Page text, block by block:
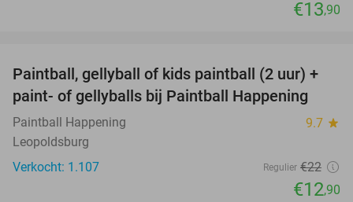
€13,90
41%
Paintball, gellyball of kids paintball (2 uur) +
paint- of gellyballs bij Paintball Happening
Paintball Happening 9.7 star
Leopoldsburg
Verkocht: 1.107
Regulier €22
€12,90